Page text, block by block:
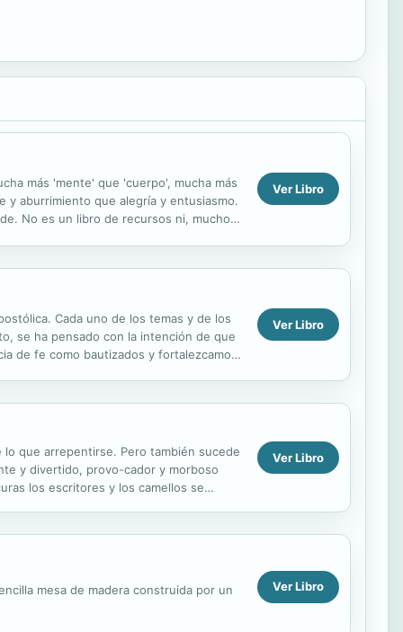
más 'mente' que 'cuerpo', mucha más
y aburrimiento que alegría y entusiasmo.
No es un libro de recursos ni, mucho
Ver Libro
Cada uno de los temas y de los
se ha pensado con la intención de que
de fe como bautizados y fortalezcamos
Ver Libro
que arrepentirse. Pero también sucede
y divertido, provo-cador y morboso
los escritores y los camellos se
Ver Libro
mesa de madera construida por un Ver Libro